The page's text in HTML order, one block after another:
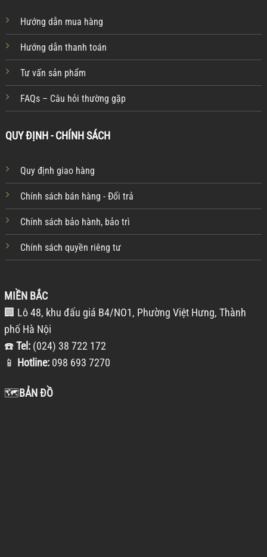
Hướng dẫn mua hàng
Hướng dẫn thanh toán
Tư vấn sản phẩm
FAQs – Câu hỏi thường gặp
QUY ĐỊNH - CHÍNH SÁCH
Quy định giao hàng
Chính sách bán hàng - Đổi trả
Chính sách bảo hành, bảo trì
Chính sách quyền riêng tư
MIỀN BẮC
🏢 Lô 48, khu đấu giá B4/NO1, Phường Việt Hưng, Thành
phố Hà Nội
☎️Tel: (024) 38 722 172
📱 Hotline: 098 693 7270
🗺️BẢN ĐỒ